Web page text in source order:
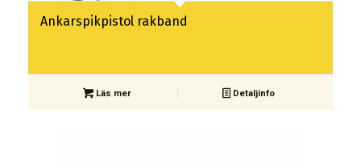
Ankarspikpistol rakband
Läs mer Detaljinfo